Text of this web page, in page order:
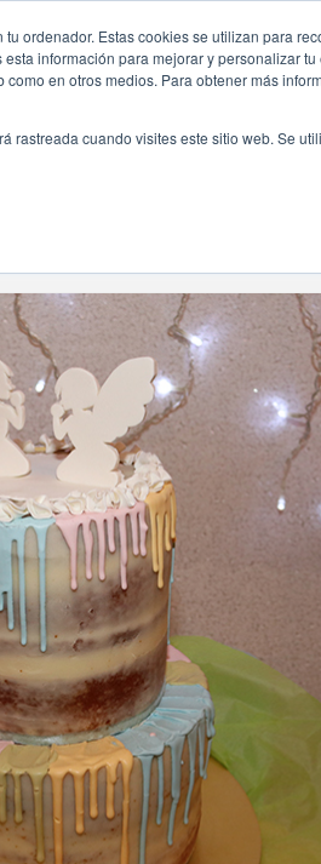
ordenador. Estas cookies se utilizan para
información para mejorar y personalizar
como en otros medios. Para obtener más
rastreada cuando visites este sitio web. Se
INICIO QUIÉNES